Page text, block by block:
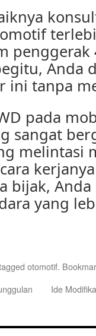
Anda
ini tanpa
pada
sangat
melintasi
bijak,
yang
otomotif.
Ide